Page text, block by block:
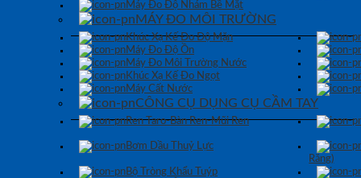
Máy Đo Độ Nhám Bề Mặt
MÁY ĐO MÔI TRƯỜNG
Khúc Xạ Kế Đo Độ Mặn
Máy Đo Độ Ồn
Máy Đo Môi Trường Nước
Khúc Xạ Kế Đo Ngọt
Máy Cất Nước
CÔNG CỤ DỤNG CỤ CẦM TAY
Ren Taro-Bàn Ren-Mũi Ren
Bơm Dầu Thuỷ Lực
Răng)
Bộ Tròng Khẩu Tuýp